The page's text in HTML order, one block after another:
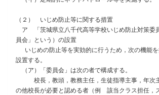
（２） いじめ防止等に関する措置
ア 「茨城県立八千代高等学校いじめ防止対策委
員会」という）の設置
いじめの防止等を実効的に行うため，次の機能
設置する。
（ア）「委員会」は次の者で構成する。
校長，教頭，教務主任，生徒指導主事，年次
の他校長が必要と認める者（例 該当クラス担任，